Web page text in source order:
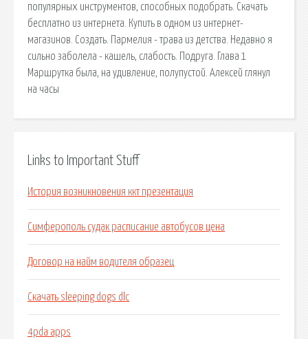
популярных инструментов, способных подобрать. Скачать
бесплатно из интернета. Купить в одном из интернет-
магазинов. Создать. Пармелия - трава из детства. Недавно я
сильно заболела - кашель, слабость. Подруга. Глава 1
Маршрутка была, на удивление, полупустой. Алексей глянул
на часы
Links to Important Stuff
История возникновения ккт презентация
Симферополь судак расписание автобусов цена
Договор на найм водителя образец
Скачать sleeping dogs dlc
4pda apps